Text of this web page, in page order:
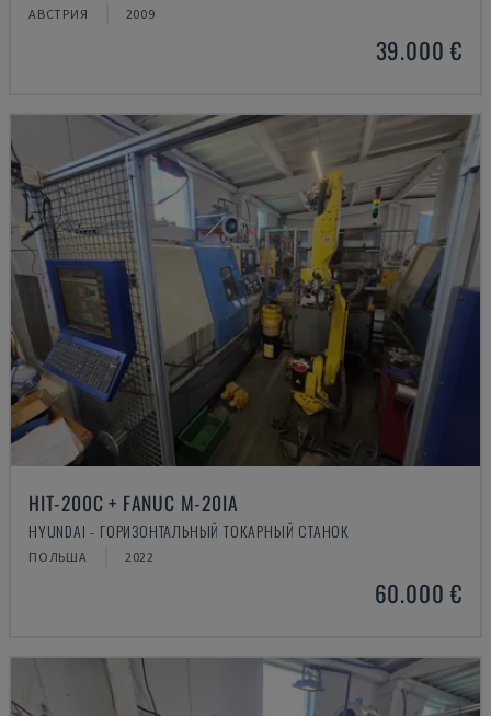
АВСТРИЯ 2009
39.000 €
HIT-200C + FANUC M-20IA
HYUNDAI - ГОРИЗОНТАЛЬНЫЙ ТОКАРНЫЙ СТАНОК
ПОЛЬША 2022
60.000 €